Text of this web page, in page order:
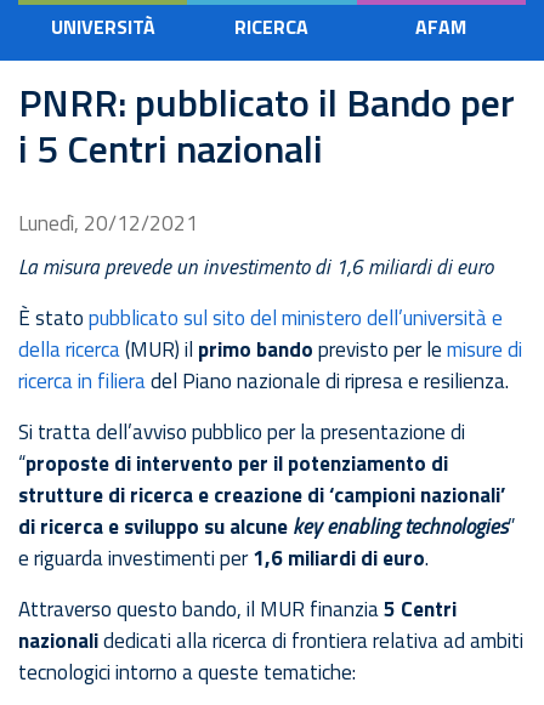
UNIVERSITÀ RICERCA AFAM
PNRR: pubblicato il Bando per
i 5 Centri nazionali
Lunedì, 20/12/2021
La misura prevede un investimento di 1,6 miliardi di euro
È statopubblicato sul sito del ministero dell’università e
della ricerca(MUR) il primo bandoprevisto per lemisure di
ricerca in filieradel Piano nazionale di ripresa e resilienza.
Si tratta dell’avviso pubblico per la presentazione di
“proposte di intervento per il potenziamento di
strutture di ricerca e creazione di ‘campioni nazionali’
di ricerca e sviluppo su alcunekey enabling technologies”
e riguarda investimenti per1,6 miliardi di euro.
Attraverso questo bando, il MUR finanzia5 Centri
nazionalidedicati alla ricerca di frontiera relativa ad ambiti
tecnologici intorno a queste tematiche: